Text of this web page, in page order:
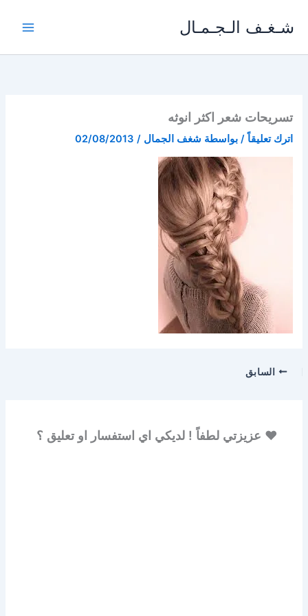
شـغـف الـجـمـال
تسريحات شعر اكثر انوثه
اترك تعليقاً / بواسطة شغف الجمال/
02/08/2013
السابق
♥ عزيزتي لطفاً ! لديكي اي استفسار او تعليق ؟